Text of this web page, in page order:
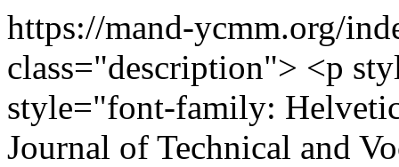
https://mand-ycmm.org/
class="description"> <p
style="font-family:
Journal of Technical and